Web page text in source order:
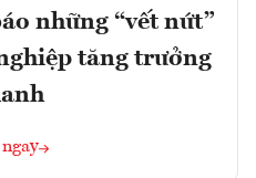
những “vết nứt”
tăng trưởng